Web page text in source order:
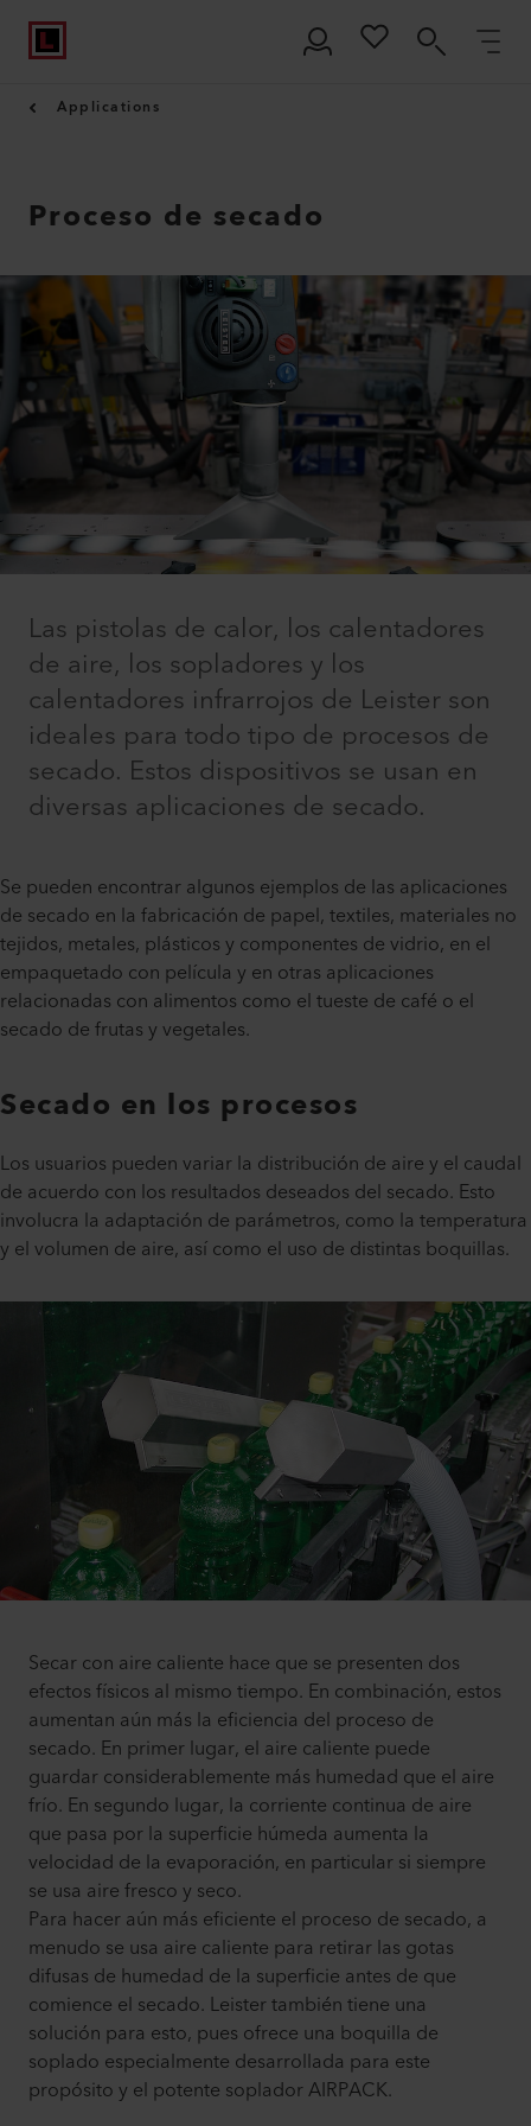
Applications
Proceso de secado
Las pistolas de calor, los calentadores
de aire, los sopladores y los
calentadores infrarrojos de Leister son
ideales para todo tipo de procesos de
secado. Estos dispositivos se usan en
diversas aplicaciones de secado.
Se pueden encontrar algunos ejemplos de las aplicaciones
de secado en la fabricación de papel, textiles, materiales no
tejidos, metales, plásticos y componentes de vidrio, en el
empaquetado con película y en otras aplicaciones
relacionadas con alimentos como el tueste de café o el
secado de frutas y vegetales.
Secado en los procesos
Los usuarios pueden variar la distribución de aire y el caudal
de acuerdo con los resultados deseados del secado. Esto
involucra la adaptación de parámetros, como la temperatura
y el volumen de aire, así como el uso de distintas boquillas.
Secar con aire caliente hace que se presenten dos
efectos físicos al mismo tiempo. En combinación, estos
aumentan aún más la eficiencia del proceso de
secado. En primer lugar, el aire caliente puede
guardar considerablemente más humedad que el aire
frío. En segundo lugar, la corriente continua de aire
que pasa por la superficie húmeda aumenta la
velocidad de la evaporación, en particular si siempre
se usa aire fresco y seco.
Para hacer aún más eficiente el proceso de secado, a
menudo se usa aire caliente para retirar las gotas
difusas de humedad de la superficie antes de que
comience el secado. Leister también tiene una
solución para esto, pues ofrece una boquilla de
soplado especialmente desarrollada para este
propósito y el potente soplador AIRPACK.